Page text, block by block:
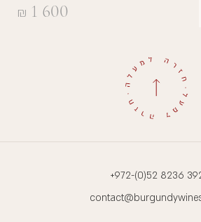
₪ 1 600
+972-(0)52 8236